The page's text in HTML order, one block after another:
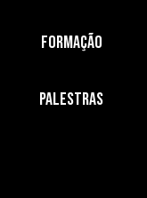
Formação
Palestras